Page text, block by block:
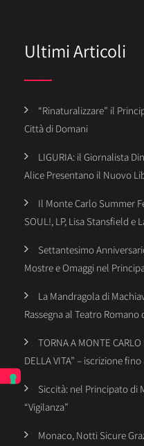
Ultimi Articoli
“Rinaturalizzare” il
Città di Domani
LIGURIA: il Giornalista
Alice Presentano il Nuovo
Il Monte Carlo Summer
SOUL!, LP, Lisa Stansfield e
Settantesimo
Mostre e Omaggi nel
La Mandragola di
Rassegna al Teatro Romano
TORNA A MONTE
DELLA VITA” – iscrizione
Siccità: nel Principato di
“Vigilanza”
Monaco, Notti Sicure